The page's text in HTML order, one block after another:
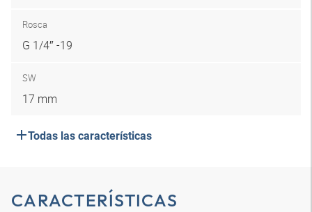
Rosca
G 1/4″ -19
SW
17 mm
Todas las características
CARACTERÍSTICAS